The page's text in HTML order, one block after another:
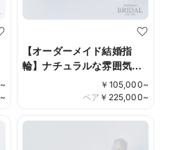
~
~
【オーダーメイド結婚指
輪】ナチュラルな雰囲気が
魅力 -yurameki‐
￥ 105,000~
￥ 225,000~
ペア